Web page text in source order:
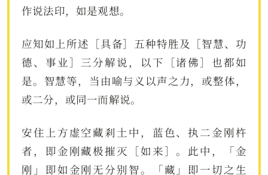
作说法印，如是观想。
应知如上所述［具备］五种特胜及［智慧、功
德、事业］三分解说，以下［诸佛］也都如
是。智慧等，当由喻与义以声之力，或整体，
或二分，或同一而解说。
安住上方虚空藏剎土中，蓝色、执二金刚杵
者，即金刚藏极摧灭［如来］。此中，「金
刚」即如金刚无分别智。「藏」即一切之生